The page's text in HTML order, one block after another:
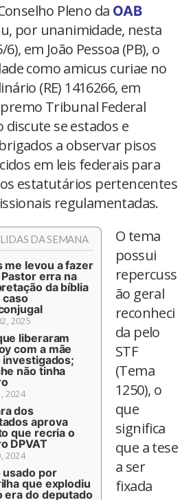
Pleno da OAB
por unanimidade, nesta
em João Pessoa (PB), o
como amicus curiae no
(RE) 1416266, em
Tribunal Federal
discute se estados e
a observar pisos
em leis federais para
estatutários pertencentes
regulamentadas.
DA SEMANA
me levou a fazer
Pastor erra na
da bíblia
caso
2025
liberaram
com a mãe
investigados;
não tinha
2024
dos
aprova
que recria o
DPVAT
2024
usado por
que explodiu
era do deputado
O tema
possui
repercuss
ão geral
reconheci
da pelo
STF
(Tema
1250), o
que
significa
que a tese
a ser
fixada